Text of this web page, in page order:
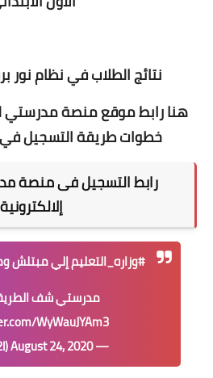
نتائج الطلاب في نظام نور
خطوات طريقة التسجيل
رابط التسجيل فى منصة
إلالكترونية
#وزاره_التعليمإلي مبتلش
مدرستي شف
WyWauJYAm3
— fi (@jz_2l)
August 24, 2020